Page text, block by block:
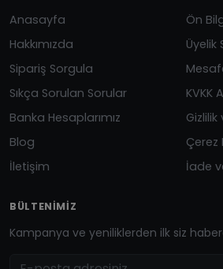
Anasayfa
Hakkımızda
Sipariş Sorgula
Sıkça Sorulan Sorular
Banka Hesaplarımız
Blog
İletişim
Ön
Üyelik
KVKK
Gizlilik
Çerez
İade
BÜLTENIMIZ
Kampanya ve yeniliklerden ilk siz